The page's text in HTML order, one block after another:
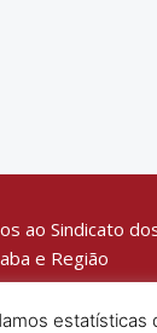
ao Sindicato
e Região
estatísticas